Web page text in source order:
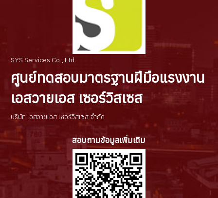
SYS Services Co., Ltd.
ศูนย์ทดสอบมาตรฐานฝีมือแรงงาน
เอสวายเอส เซอร์วิสเซส
บริษัท เอสวายเอส เซอร์วิสเซส จำกัด
สอบถามข้อมูลเพิ่มเติม